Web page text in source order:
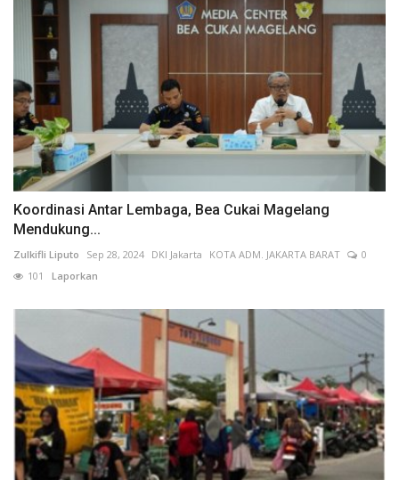
Koordinasi Antar Lembaga, Bea Cukai Magelang
Mendukung...
Zulkifli Liputo Sep 28, 2024 DKI Jakarta KOTA ADM. JAKARTA BARAT
0
101
Laporkan